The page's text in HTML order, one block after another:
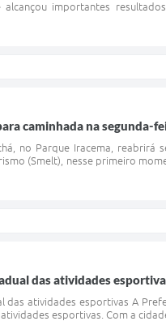
alcançou importantes
caminhada na segunda-
no Parque Iracema,
(Smelt), nesse primeiro
das atividades
atividades esportivas A
esportivas. Com a